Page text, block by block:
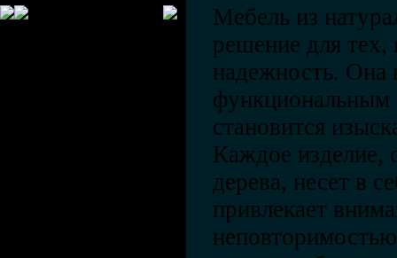
Мебель из
решение для тех,
надежность. Она
функциональным
становится
Каждое изделие,
дерева, несет в
привлекает